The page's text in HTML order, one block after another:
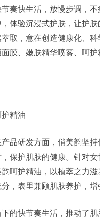
节奏快生活，放慢步调，
，体验沉浸式护肤，让护
萃取，意在创造健康化、
面膜、嫩肤精华喷雾、呵护
护精油
产品研发方面，俏美韵坚
，保护肌肤的健康。针对
韵呵护精油，以植萃之力
分，表里兼顾肌肤养护，
下的快节奏生活，推动了